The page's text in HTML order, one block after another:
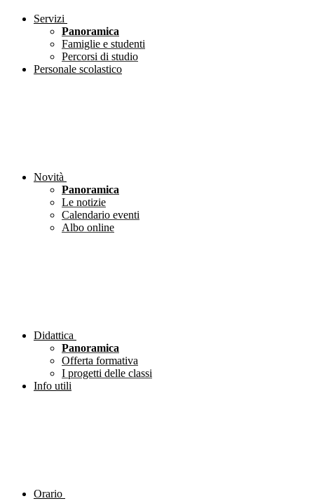
Servizi
Panoramica
Famiglie e studenti
Percorsi di studio
Personale scolastico
Novità
Panoramica
Le notizie
Calendario eventi
Albo online
Didattica
Panoramica
Offerta formativa
I progetti delle classi
Info utili
Orario